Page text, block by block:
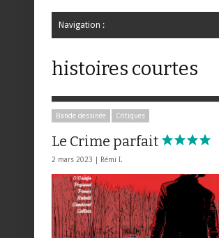
Navigation :
histoires courtes
Bande dessinée Critiques
Le Crime parfait
2 mars 2023 | Rémi I.